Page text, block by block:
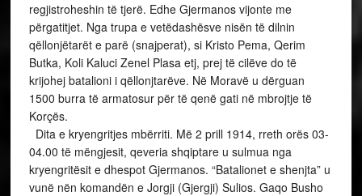
regjistroheshin të tjerë. Edhe Gjermanos vijonte me
përgatitjet. Nga trupa e vetëdashësve nisën të dilnin
qëllonjëtarët e parë (snajperat), si Kristo Pema, Qerim
Butka, Koli Kaluci Zenel Plasa etj, prej të cilëve do të
krijohej batalioni i qëllonjtarëve. Në Moravë u dërguan
1500 burra të armatosur për të qenë gati në mbrojtje të
Korçës.
Dita e kryengritjes mbërriti. Më 2 prill 1914, rreth orës 03-
04.00 të mëngjesit, qeveria shqiptare u sulmua nga
kryengritësit e dhespot Gjermanos. “Batalionet e shenjta” u
vunë nën komandën e Jorgji (Gjergji) Sulios. Gaqo Busho